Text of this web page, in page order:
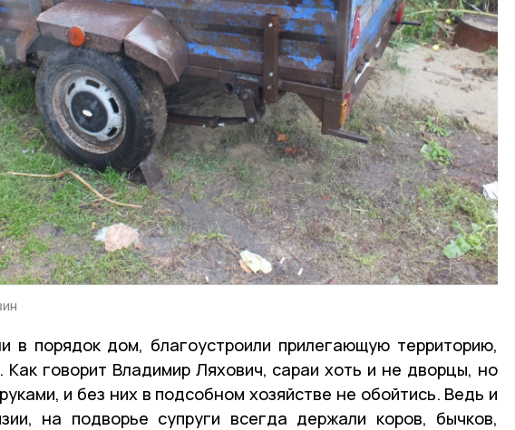
в порядок дом, благоустроили прилегающую территорию,
Как говорит Владимир Ляхович, сараи хоть и не дворцы, но
и без них в подсобном хозяйстве не обойтись. Ведь и
на подворье супруги всегда держали коров, бычков,